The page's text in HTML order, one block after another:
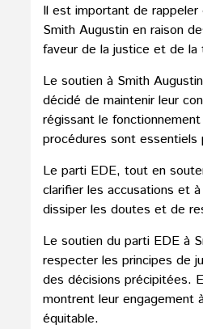
Il est important de
Smith Augustin en raison
faveur de la justice et de la
Le soutien à Smith
décidé de maintenir leur
régissant le
procédures sont
Le parti EDE, tout en
clarifier les accusations et
dissiper les doutes et de
Le soutien du parti EDE à
respecter les principes de
des décisions précipitées.
montrent leur engagement
équitable.